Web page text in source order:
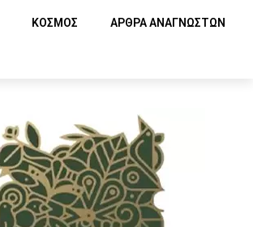
ΚΟΣΜΟΣ ΑΡΘΡΑ ΑΝΑΓΝΩΣΤΩΝ